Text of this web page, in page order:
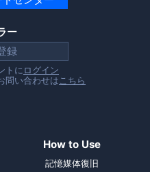
ー
録
トにログイン
問い合わせはこちら
How to Use
記憶媒体復旧